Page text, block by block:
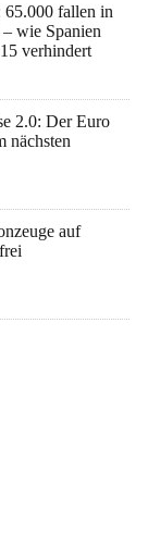
65.000 fallen in
wie Spanien
verhindert
2.0: Der Euro
nächsten
auf